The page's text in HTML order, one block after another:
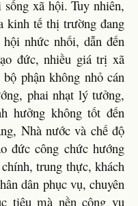
xã hội. Tuy nhiên,
kinh tế thị trường đang
nhức nhối, dẫn đến
đức, nhiều giá trị xã
phận không nhỏ cán
phai nhạt lý tưởng,
hưởng không tốt đến
Nhà nước và chế độ
đức công chức hướng
trung thực, khách
dân phục vụ, chuyên
tiêu mà nền công vụ